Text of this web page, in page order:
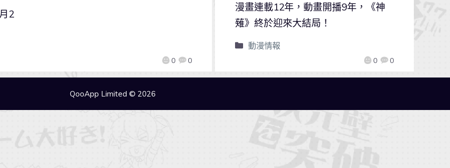
0 0
2
0 0
漫畫連載12年，動畫開播9年，《神
薙》終於迎來大結局！
動漫情報
QooApp Limited © 2026